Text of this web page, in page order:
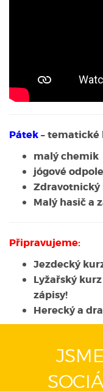
Pátek–
malý chemik
jógové
Zdravotnický
Malý hasič a
Připravujeme:
Jezdecký
Lyžařský
zápisy!
Herecký a